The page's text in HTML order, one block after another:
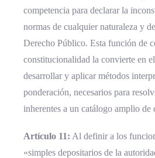
competencia para declarar la
normas de cualquier naturaleza y
Derecho Público. Esta función de
constitucionalidad la convierte en
desarrollar y aplicar métodos
ponderación, necesarios para
inherentes a un catálogo amplio de
Artículo 11: Al definir a los
«simples depositarios de la